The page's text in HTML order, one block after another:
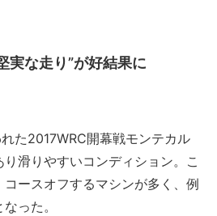
実な走り”が好結果に
た2017WRC開幕戦モンテカル
滑りやすいコンディション。こ
ースオフするマシンが多く、例
った。